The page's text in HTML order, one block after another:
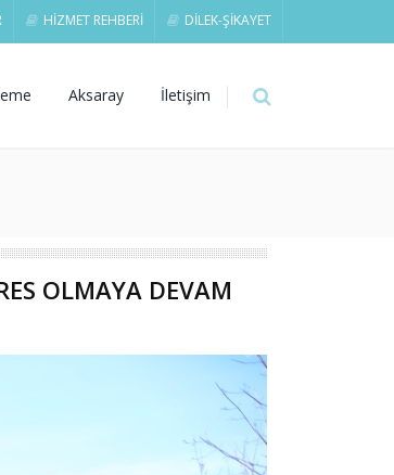
HİZMET REHBERİ DİLEK-ŞİKAYET
Aksaray İletişim
OLMAYA DEVAM